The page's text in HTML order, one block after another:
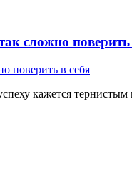
сложно поверить
кажется